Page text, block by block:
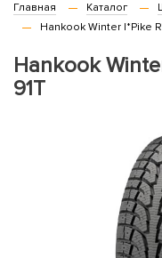
Главная Каталог
Hankook Winter I*Pike
Hankook
91T